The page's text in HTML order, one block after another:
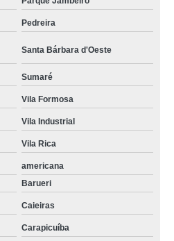
Pedreira
Santa Bárbara d'Oeste
Sumaré
Vila Formosa
Vila Industrial
Vila Rica
americana
Barueri
Caieiras
Carapicuíba